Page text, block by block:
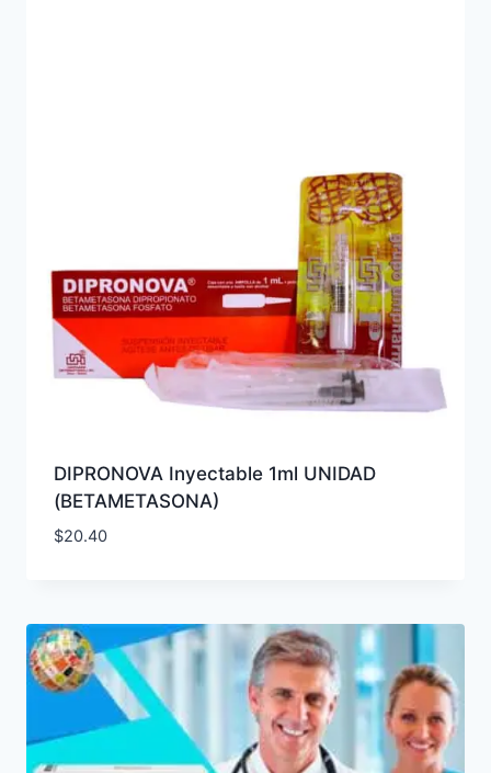
DIPRONOVA Inyectable 1ml UNIDAD
(BETAMETASONA)
$20.40